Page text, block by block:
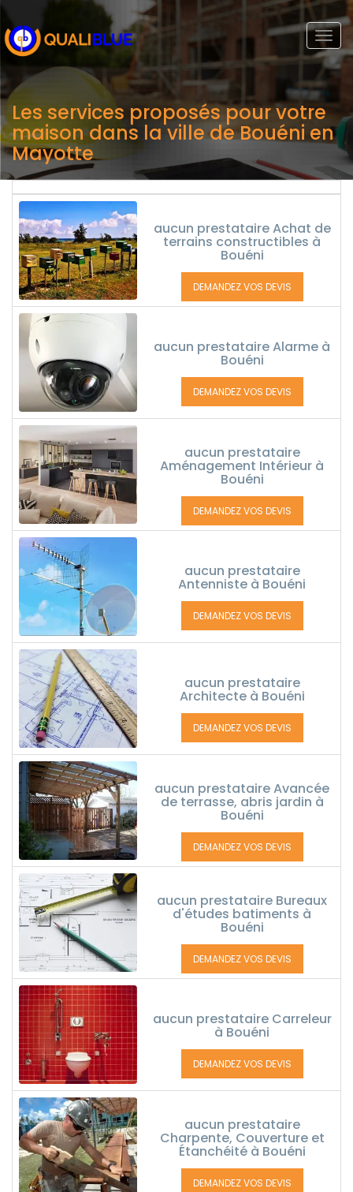
Les services proposés pour votre
maison dans la ville de Bouéni en
Mayotte
aucun prestataire Achat de
terrains constructibles à
Bouéni
DEMANDEZ VOS DEVIS
aucun prestataire Alarme à
Bouéni
DEMANDEZ VOS DEVIS
aucun prestataire
Aménagement Intérieur à
Bouéni
DEMANDEZ VOS DEVIS
aucun prestataire
Antenniste à Bouéni
DEMANDEZ VOS DEVIS
aucun prestataire
Architecte à Bouéni
DEMANDEZ VOS DEVIS
aucun prestataire Avancée
de terrasse, abris jardin à
Bouéni
DEMANDEZ VOS DEVIS
aucun prestataire Bureaux
d'études batiments à
Bouéni
DEMANDEZ VOS DEVIS
aucun prestataire Carreleur
à Bouéni
DEMANDEZ VOS DEVIS
aucun prestataire
Charpente, Couverture et
Étanchéité à Bouéni
DEMANDEZ VOS DEVIS